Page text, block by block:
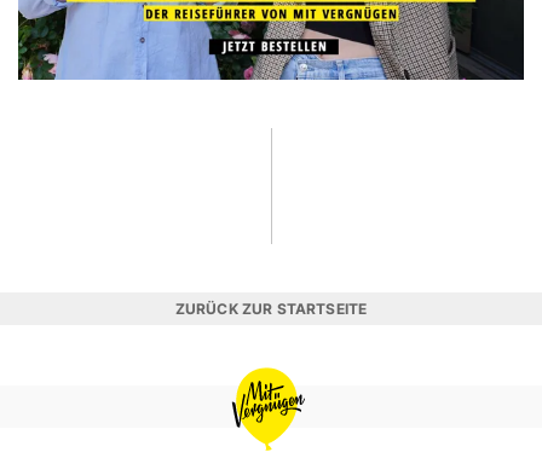
ZURÜCK ZUR STARTSEITE
MIT
VERGNÜGEN
HAMBURG